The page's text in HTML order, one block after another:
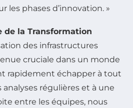
les phases d’innovation. »
de la Transformation
des infrastructures
cruciale dans un monde
rapidement échapper à tout
analyses régulières et à une
entre les équipes, nous